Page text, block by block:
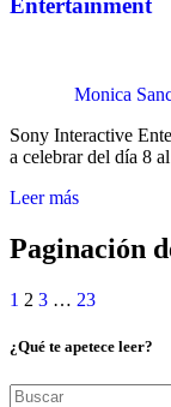
Monica
Sony Interactive
a celebrar del día 8
Leer más
Paginación
1 2 3 … 23
¿Qué te apetece leer?